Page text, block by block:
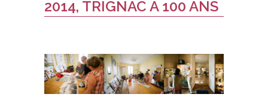
2014, TRIGNAC A 100 ANS